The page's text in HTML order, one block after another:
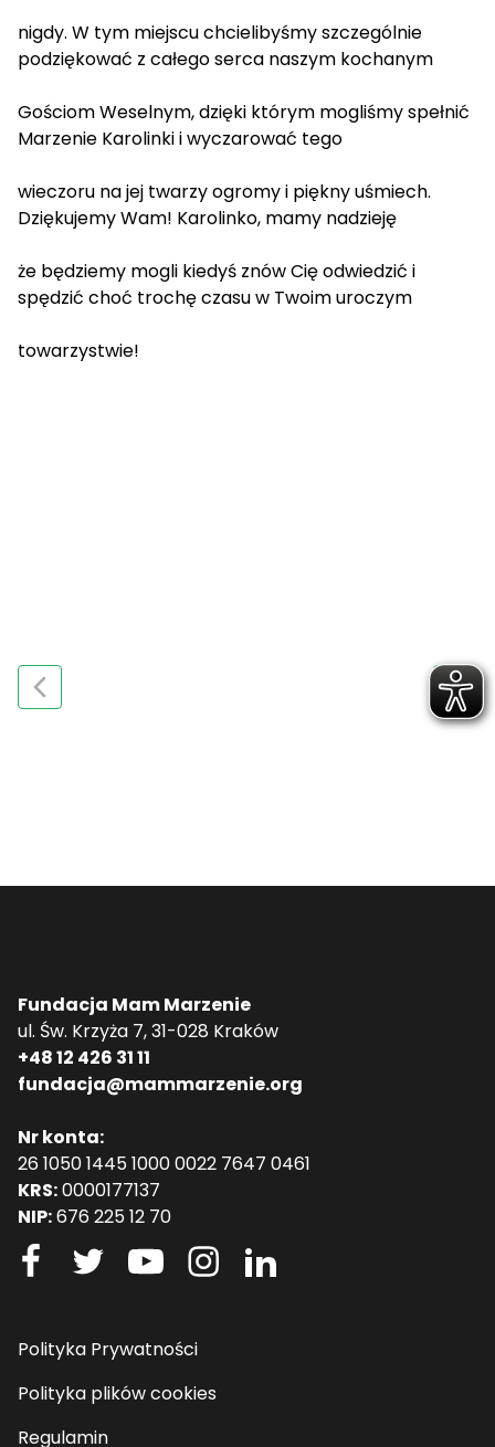
nigdy. W tym miejscu chcielibyśmy szczególnie
podziękować z całego serca naszym kochanym
Gościom Weselnym, dzięki którym mogliśmy spełnić
Marzenie Karolinki i wyczarować tego
wieczoru na jej twarzy ogromy i piękny uśmiech.
Dziękujemy Wam! Karolinko, mamy nadzieję
że będziemy mogli kiedyś znów Cię odwiedzić i
spędzić choć trochę czasu w Twoim uroczym
towarzystwie!
Fundacja Mam Marzenie
ul. Św. Krzyża 7, 31-028 Kraków
+48 12 426 31 11
fundacja@mammarzenie.org
Nr konta:
26 1050 1445 1000 0022 7647 0461
KRS:0000177137
NIP:676 225 12 70
Polityka Prywatności
Polityka plików cookies
Regulamin